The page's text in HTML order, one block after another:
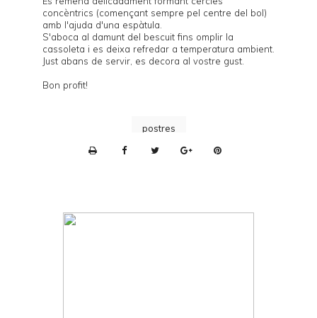
concèntrics (començant sempre pel centre del bol)
amb l'ajuda d'una espàtula.
S'aboca al damunt del bescuit fins omplir la
cassoleta i es deixa refredar a temperatura ambient.
Just abans de servir, es decora al vostre gust.
Bon profit!
postres
n